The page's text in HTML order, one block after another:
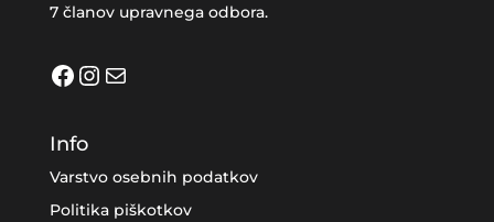
7 članov upravnega odbora.
Facebook
Instagram
Mail
Info
Varstvo osebnih podatkov
Politika piškotkov